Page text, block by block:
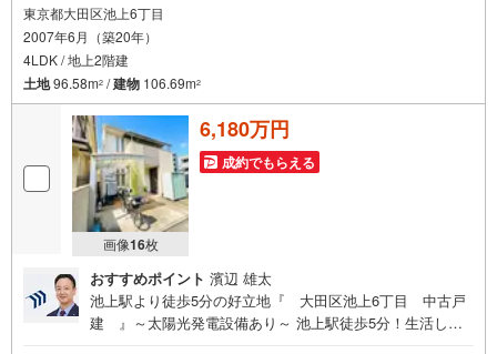
東京都大田区池上6丁目
2007年6月（築20年）
4LDK / 地上2階建
土地96.58m2 /建物 106.69m2
画像16枚
6,180万円
成約でもらえる
おすすめポイント 濱辺 雄太
池上駅より徒歩5分の好立地『 大田区池上6丁目 中古戸
建 』～太陽光発電設備あり～ 池上駅徒歩5分！生活しや